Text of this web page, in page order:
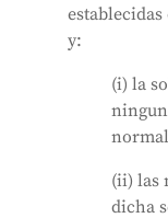
y:
(i) la
(ii) las
dicha